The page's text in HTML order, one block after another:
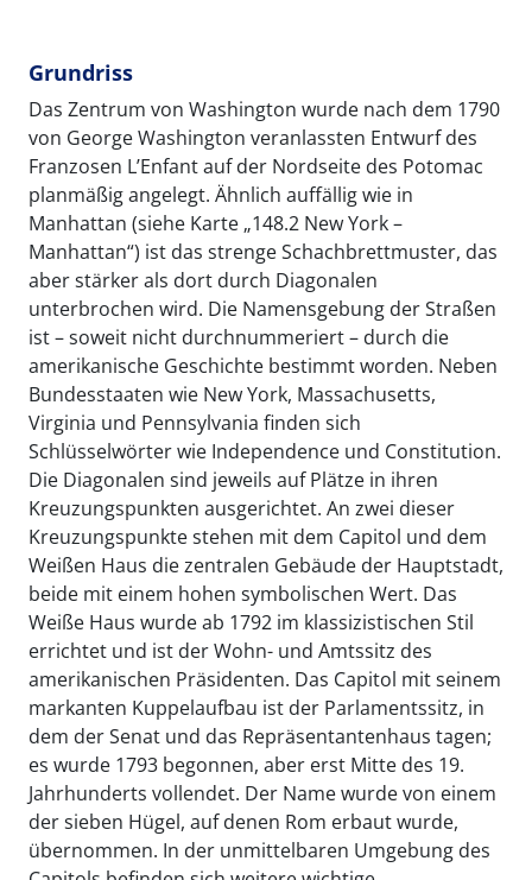
Grundriss
Das Zentrum von Washington wurde nach dem 1790
von George Washington veranlassten Entwurf des
Franzosen L’Enfant auf der Nordseite des Potomac
planmäßig angelegt. Ähnlich auffällig wie in
Manhattan (siehe Karte „148.2 New York –
Manhattan“) ist das strenge Schachbrettmuster, das
aber stärker als dort durch Diagonalen
unterbrochen wird. Die Namensgebung der Straßen
ist – soweit nicht durchnummeriert – durch die
amerikanische Geschichte bestimmt worden. Neben
Bundesstaaten wie New York, Massachusetts,
Virginia und Pennsylvania finden sich
Schlüsselwörter wie Independence und Constitution.
Die Diagonalen sind jeweils auf Plätze in ihren
Kreuzungspunkten ausgerichtet. An zwei dieser
Kreuzungspunkte stehen mit dem Capitol und dem
Weißen Haus die zentralen Gebäude der Hauptstadt,
beide mit einem hohen symbolischen Wert. Das
Weiße Haus wurde ab 1792 im klassizistischen Stil
errichtet und ist der Wohn- und Amtssitz des
amerikanischen Präsidenten. Das Capitol mit seinem
markanten Kuppelaufbau ist der Parlamentssitz, in
dem der Senat und das Repräsentantenhaus tagen;
es wurde 1793 begonnen, aber erst Mitte des 19.
Jahrhunderts vollendet. Der Name wurde von einem
der sieben Hügel, auf denen Rom erbaut wurde,
übernommen. In der unmittelbaren Umgebung des